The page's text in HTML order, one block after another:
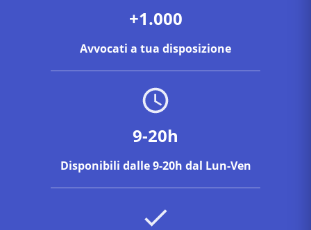
+1.000
Avvocati a tua disposizione
9-20h
Disponibili dalle 9-20h dal Lun-Ven